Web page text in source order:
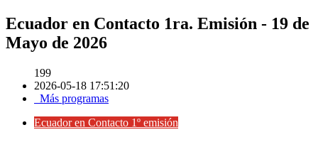
Ecuador en Contacto 1ra. Emisión - 19 de
Mayo de 2026
199
2026-05-18 17:51:20
Más programas
Ecuador en Contacto 1º emisión